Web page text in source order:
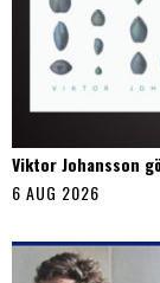
Viktor Johansson
6 AUG 2026